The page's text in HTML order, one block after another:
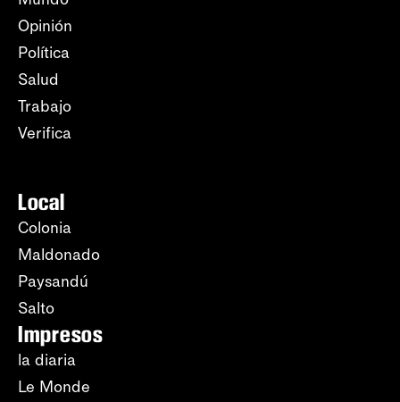
Opinión
Política
Salud
Trabajo
Verifica
Local
Colonia
Maldonado
Paysandú
Salto
Impresos
la diaria
Le Monde